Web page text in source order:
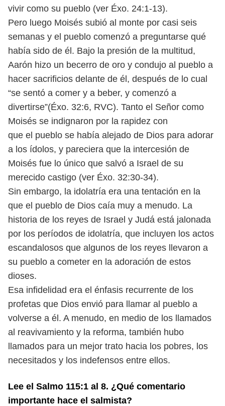
vivir como su pueblo (ver Éxo. 24:1-13).
Pero luego Moisés subió al monte por casi seis
semanas y el pueblo comenzó a preguntarse qué
había sido de él. Bajo la presión de la multitud,
Aarón hizo un becerro de oro y condujo al pueblo a
hacer sacrificios delante de él, después de lo cual
“se sentó a comer y a beber, y comenzó a
divertirse”(Éxo. 32:6, RVC). Tanto el Señor como
Moisés se indignaron por la rapidez con
que el pueblo se había alejado de Dios para adorar
a los ídolos, y pareciera que la intercesión de
Moisés fue lo único que salvó a Israel de su
merecido castigo (ver Éxo. 32:30-34).
Sin embargo, la idolatría era una tentación en la
que el pueblo de Dios caía muy a menudo. La
historia de los reyes de Israel y Judá está jalonada
por los períodos de idolatría, que incluyen los actos
escandalosos que algunos de los reyes llevaron a
su pueblo a cometer en la adoración de estos
dioses.
Esa infidelidad era el énfasis recurrente de los
profetas que Dios envió para llamar al pueblo a
volverse a él. A menudo, en medio de los llamados
al reavivamiento y la reforma, también hubo
llamados para un mejor trato hacia los pobres, los
necesitados y los indefensos entre ellos.
Lee el Salmo 115:1 al 8. ¿Qué comentario
importante hace el salmista?